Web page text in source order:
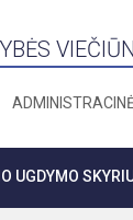
UGDYMO